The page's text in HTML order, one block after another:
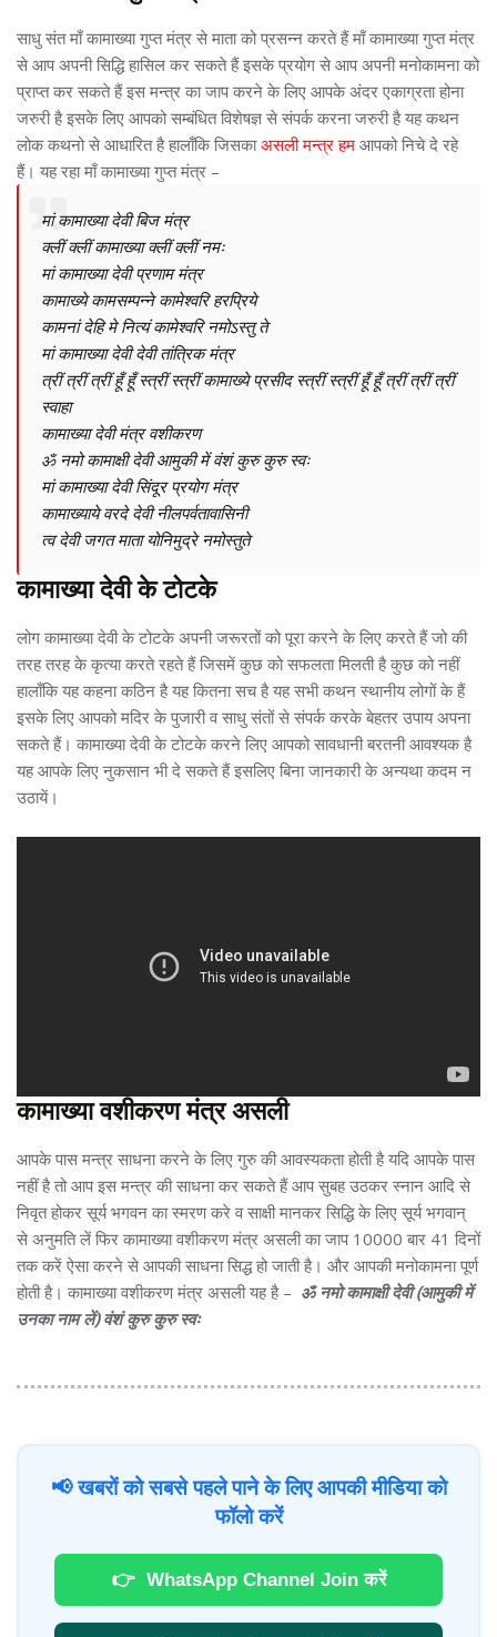
साधु संत माँ कामाख्या गुप्त मंत्र से माता को प्रसन्न करते हैं माँ कामाख्या गुप्त मंत्र
से आप अपनी सिद्धि हासिल कर सकते हैं इसके प्रयोग से आप अपनी मनोकामना को
प्राप्त कर सकते हैं इस मन्त्र का जाप करने के लिए आपके अंदर एकाग्रता होना
जरुरी है इसके लिए आपको सम्बंधित विशेषज्ञ से संपर्क करना जरुरी है यह कथन
लोक कथनो से आधारित है हालाँकि जिसकाअसली मन्त्र हम आपको निचे दे रहे
हैं। यह रहा माँ कामाख्या गुप्त मंत्र –
मां कामाख्या देवी बिज मंत्र
क्लीं क्लीं कामाख्या क्लीं क्लीं नमः
मां कामाख्या देवी प्रणाम मंत्र
कामाख्ये कामसम्पन्ने कामेश्वरि हरप्रिये
कामनां देहि मे नित्यं कामेश्वरि नमोऽस्तु ते
मां कामाख्या देवी देवी तांत्रिक मंत्र
त्रीं त्रीं त्रीं हूँ हूँ स्त्रीं स्त्रीं कामाख्ये प्रसीद स्त्रीं स्त्रीं हूँ हूँ त्रीं त्रीं त्रीं
स्वाहा
कामाख्या देवी मंत्र वशीकरण
ॐ नमो कामाक्षी देवी आमुकी में वंशं कुरु कुरु स्वः
मां कामाख्या देवी सिंदूर प्रयोग मंत्र
कामाख्याये वरदे देवी नीलपर्वतावासिनी
त्व देवी जगत माता योनिमुद्रे नमोस्तुते
कामाख्या देवी के टोटके
लोग कामाख्या देवी के टोटके अपनी जरूरतों को पूरा करने के लिए करते हैं जो की
तरह तरह के कृत्या करते रहते हैं जिसमें कुछ को सफलता मिलती है कुछ को नहीं
हालाँकि यह कहना कठिन है यह कितना सच है यह सभी कथन स्थानीय लोगों के हैं
इसके लिए आपको मदिर के पुजारी व साधु संतों से संपर्क करके बेहतर उपाय अपना
सकते हैं। कामाख्या देवी के टोटके करने लिए आपको सावधानी बरतनी आवश्यक है
यह आपके लिए नुकसान भी दे सकते हैं इसलिए बिना जानकारी के अन्यथा कदम न
उठायें।
कामाख्या वशीकरण मंत्र असली
आपके पास मन्त्र साधना करने के लिए गुरु की आवस्यकता होती है यदि आपके पास
नहीं है तो आप इस मन्त्र की साधना कर सकते हैं आप सुबह उठकर स्नान आदि से
निवृत होकर सूर्य भगवन का स्मरण करे व साक्षी मानकर सिद्धि के लिए सूर्य भगवान्
से अनुमति लें फिर कामाख्या वशीकरण मंत्र असली का जाप 10000 बार 41 दिनों
तक करें ऐसा करने से आपकी साधना सिद्ध हो जाती है। और आपकी मनोकामना पूर्ण
होती है। कामाख्या वशीकरण मंत्र असली यह है – ॐ नमो कामाक्षी देवी (आमुकी में
उनका नाम लें) वंशं कुरु कुरु स्वः
📢 खबरों को सबसे पहले पाने के लिए आपकी मीडिया को
फॉलो करें
👉 WhatsApp Channel Join करें